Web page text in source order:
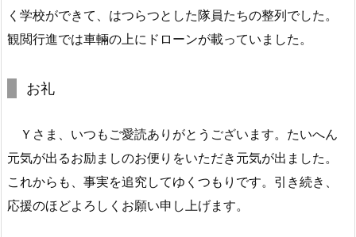
く学校ができて、はつらつとした隊員たちの整列でした。
観閲行進では車輛の上にドローンが載っていました。
お礼
Ｙさま、いつもご愛読ありがとうございます。たいへん
元気が出るお励ましのお便りをいただき元気が出ました。
これからも、事実を追究してゆくつもりです。引き続き、
応援のほどよろしくお願い申し上げます。